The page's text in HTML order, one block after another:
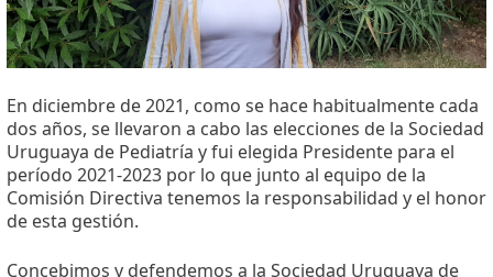
En diciembre de 2021, como se hace habitualmente cada
dos años, se llevaron a cabo las elecciones de la Sociedad
Uruguaya de Pediatría y fui elegida Presidente para el
período 2021-2023 por lo que junto al equipo de la
Comisión Directiva tenemos la responsabilidad y el honor
de esta gestión.
Concebimos y defendemos a la Sociedad Uruguaya de